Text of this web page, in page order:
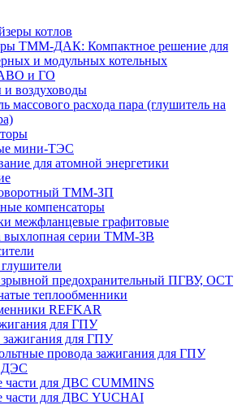
котлов
ТММ-ДАК: Компактное решение для
и модульных котельных
и ГО
и воздуховоды
массового расхода пара (глушитель на
мини-ТЭС
для атомной энергетики
ТММ-ЗП
компенсаторы
межфланцевые графитовые
выхлопная серии ТММ-ЗВ
предохранительный ПГВУ, ОСТ
теплообменники
REFKAR
для ГПУ
для ГПУ
провода зажигания для ГПУ
ДЭС
части для ДВС CUMMINS
части для ДВС YUCHAI